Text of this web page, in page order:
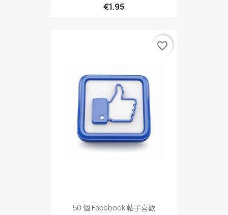
€1.95
50 個 Facebook 帖子喜歡
favorite_border